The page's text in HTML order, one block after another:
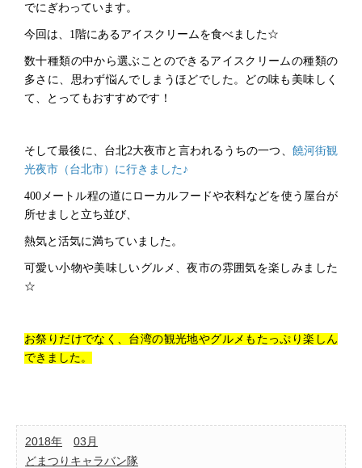
でにぎわっています。
今回は、1階にあるアイスクリームを食べました☆
数十種類の中から選ぶことのできるアイスクリームの種類の
多さに、思わず悩んでしまうほどでした。どの味も美味しく
て、とってもおすすめです！
そして最後に、台北2大夜市と言われるうちの一つ、 饒河街観
光夜市（台北市）に行きました♪
400メートル程の道にローカルフードや衣料などを使う屋台が
所せましと立ち並び、
熱気と活気に満ちていました。
可愛い小物や美味しいグルメ、夜市の雰囲気を楽しみました
☆
お祭りだけでなく、台湾の観光地やグルメもたっぷり楽しん
できました。
2018年
03月
どまつりキャラバン隊